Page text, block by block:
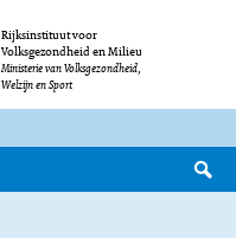
Rijksinstituut voor
Volksgezondheid en Milieu
Ministerie van Volksgezondheid,
Welzijn en Sport